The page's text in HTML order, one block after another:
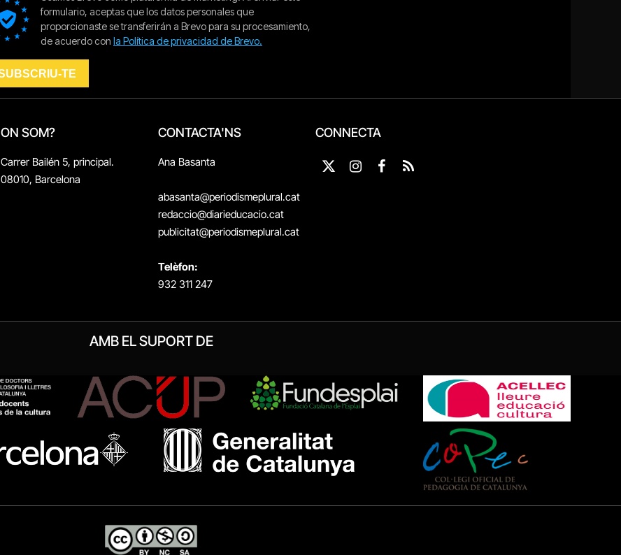
ON SOM?
Carrer Bailén 5, principal.
08010, Barcelona
CONTACTA'NS
Ana Basanta
abasanta@periodismeplural.cat
redaccio@diarieducacio.cat
publicitat@periodismeplural.cat
Telèfon:
932 311 247
CONNECTA
X
InstagramFacebook
RSS
AMB EL SUPORT DE